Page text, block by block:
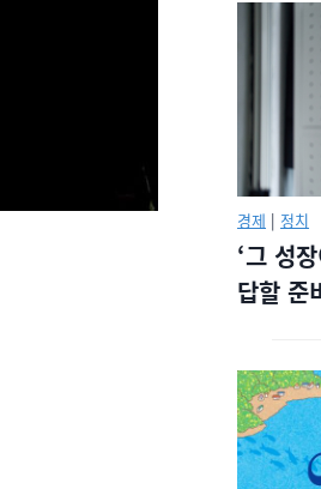
경제 | 정치
‘그 성
답할 준